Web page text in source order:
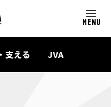
MENU
支える JVA